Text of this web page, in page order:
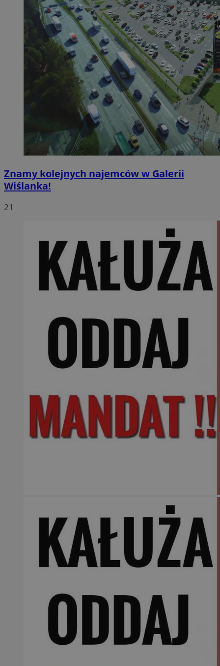
Znamy kolejnych najemców w Galerii
Wiślanka!
21